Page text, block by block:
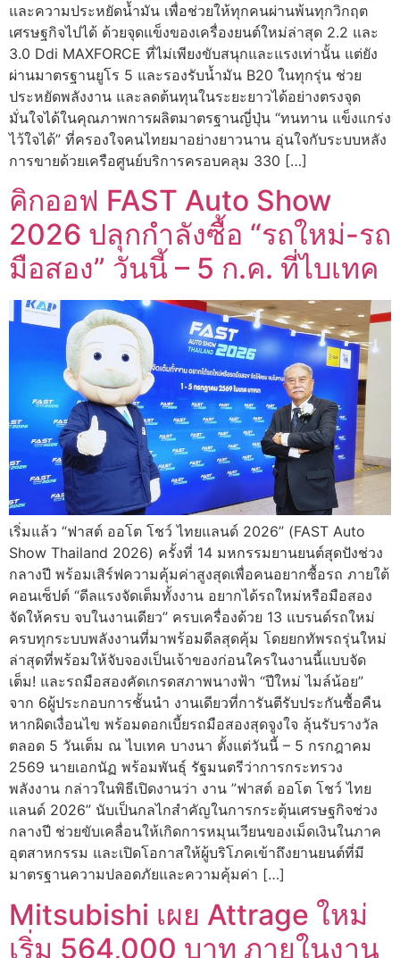
และความประหยัดน้ำมัน เพื่อช่วยให้ทุกคนผ่านพ้นทุกวิกฤต
เศรษฐกิจไปได้ ด้วยจุดแข็งของเครื่องยนต์ใหม่ล่าสุด 2.2 และ
3.0 Ddi MAXFORCE ที่ไม่เพียงขับสนุกและแรงเท่านั้น แต่ยัง
ผ่านมาตรฐานยูโร 5 และรองรับน้ำมัน B20 ในทุกรุ่น ช่วย
ประหยัดพลังงาน และลดต้นทุนในระยะยาวได้อย่างตรงจุด
มั่นใจได้ในคุณภาพการผลิตมาตรฐานญี่ปุ่น “ทนทาน แข็งแกร่ง
ไว้ใจได้” ที่ครองใจคนไทยมาอย่างยาวนาน อุ่นใจกับระบบหลัง
การขายด้วยเครือศูนย์บริการครอบคลุม 330 […]
คิกออฟ FAST Auto Show
2026 ปลุกกำลังซื้อ “รถใหม่-รถ
มือสอง” วันนี้ – 5 ก.ค. ที่ไบเทค
เริ่มแล้ว “ฟาสต์ ออโต โชว์ ไทยแลนด์ 2026” (FAST Auto
Show Thailand 2026) ครั้งที่ 14 มหกรรมยานยนต์สุดปังช่วง
กลางปี พร้อมเสิร์ฟความคุ้มค่าสูงสุดเพื่อคนอยากซื้อรถ ภายใต้
คอนเซ็ปต์ “ดีลแรงจัดเต็มทั้งงาน อยากได้รถใหม่หรือมือสอง
จัดให้ครบ จบในงานเดียว” ครบเครื่องด้วย 13 แบรนด์รถใหม่
ครบทุกระบบพลังงานที่มาพร้อมดีลสุดคุ้ม โดยยกทัพรถรุ่นใหม่
ล่าสุดที่พร้อมให้จับจองเป็นเจ้าของก่อนใครในงานนี้แบบจัด
เต็ม! และรถมือสองคัดเกรดสภาพนางฟ้า “ปีใหม่ ไมล์น้อย”
จาก 6ผู้ประกอบการชั้นนำ งานเดียวที่การันตีรับประกันซื้อคืน
หากผิดเงื่อนไข พร้อมดอกเบี้ยรถมือสองสุดจูงใจ ลุ้นรับรางวัล
ตลอด 5 วันเต็ม ณ ไบเทค บางนา ตั้งแต่วันนี้ – 5 กรกฎาคม
2569 นายเอกนัฏ พร้อมพันธุ์ รัฐมนตรีว่าการกระทรวง
พลังงาน กล่าวในพิธีเปิดงานว่า งาน ”ฟาสต์ ออโต โชว์ ไทย
แลนด์ 2026” นับเป็นกลไกสำคัญในการกระตุ้นเศรษฐกิจช่วง
กลางปี ช่วยขับเคลื่อนให้เกิดการหมุนเวียนของเม็ดเงินในภาค
อุตสาหกรรม และเปิดโอกาสให้ผู้บริโภคเข้าถึงยานยนต์ที่มี
มาตรฐานความปลอดภัยและความคุ้มค่า […]
Mitsubishi เผย Attrage ใหม่
เริ่ม 564,000 บาท ภายในงาน